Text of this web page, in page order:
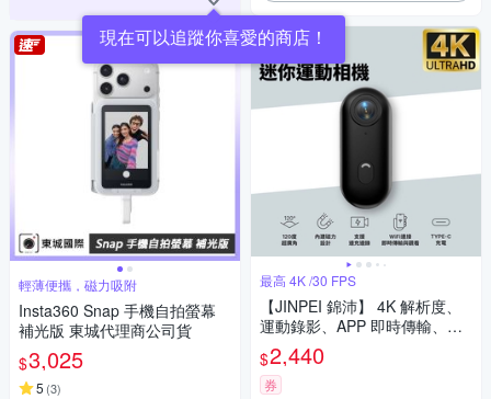
現在可以追蹤你喜愛的商店！
輕薄便攜，磁力吸附
Insta360 Snap 手機自拍螢幕
補光版 東城代理商公司貨
$3,025
5 (3)
最高 4K /30 FPS
【JINPEI 錦沛】 4K 解析度、
運動錄影、APP 即時傳輸、自
行車 機車錄影、微型、寵物攝
影機（贈64GB）JS-10B
$2,440
券